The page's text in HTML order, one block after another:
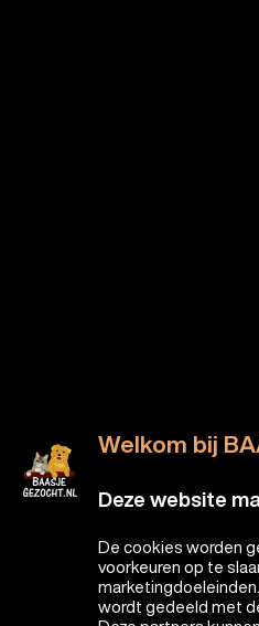
Welkom bij
Deze website
De cookies worden
voorkeuren op te
wordt gedeeld met